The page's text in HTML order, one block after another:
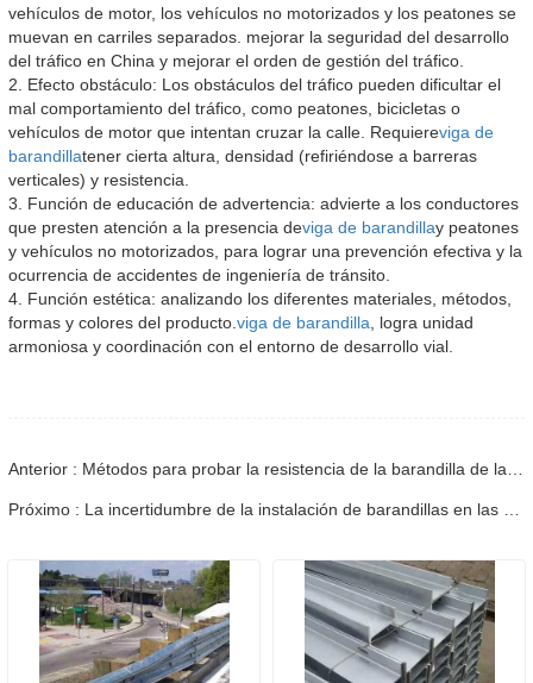
vehículos de motor, los vehículos no motorizados y los peatones se
muevan en carriles separados. mejorar la seguridad del desarrollo
del tráfico en China y mejorar el orden de gestión del tráfico.
2. Efecto obstáculo: Los obstáculos del tráfico pueden dificultar el
mal comportamiento del tráfico, como peatones, bicicletas o
vehículos de motor que intentan cruzar la calle. Requiereviga de
barandillatener cierta altura, densidad (refiriéndose a barreras
verticales) y resistencia.
3. Función de educación de advertencia: advierte a los conductores
que presten atención a la presencia deviga de barandillay peatones
y vehículos no motorizados, para lograr una prevención efectiva y la
ocurrencia de accidentes de ingeniería de tránsito.
4. Función estética: analizando los diferentes materiales, métodos,
formas y colores del producto. viga de barandilla , logra unidad
armoniosa y coordinación con el entorno de desarrollo vial.